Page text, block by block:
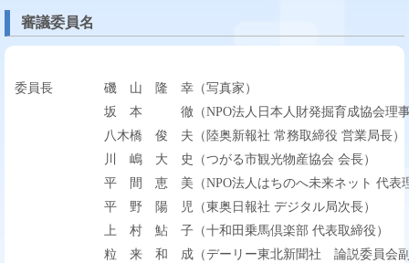
審議委員名
委員長
磯 山 隆 幸（写真家）
坂 本 徹（NPO法人日本人財発掘育成協会理
八木橋 俊 夫（陸奥新報社 常務取締役 営業局長）
川 嶋 大 史（つがる市観光物産協会 会長）
平 間 恵 美（NPO法人はちのへ未来ネット 代表
平 野 陽 児（東奥日報社 デジタル局次長）
上 村 鮎 子（十和田乗馬倶楽部 代表取締役）
粒 来 和 成（デーリー東北新聞社 論説委員会副